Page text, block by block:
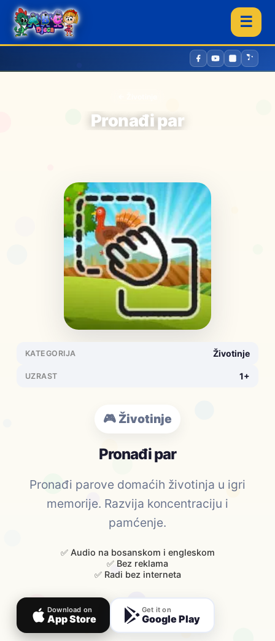
☰
Pronađi par
KATEGORIJA Životinje
UZRAST 1+
🎮 Životinje
Pronađi par
Pronađi parove domaćih životinja u igri
memorije. Razvija koncentraciju i
pamćenje.
✅ Audio na bosanskom i engleskom
✅ Bez reklama
✅ Radi bez interneta
Download on
App Store
Get it on
Google Play